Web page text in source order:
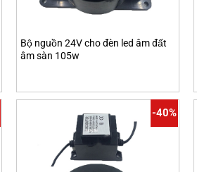
Bộ nguồn 24V cho đèn led âm đất
âm sàn 105w
-40%